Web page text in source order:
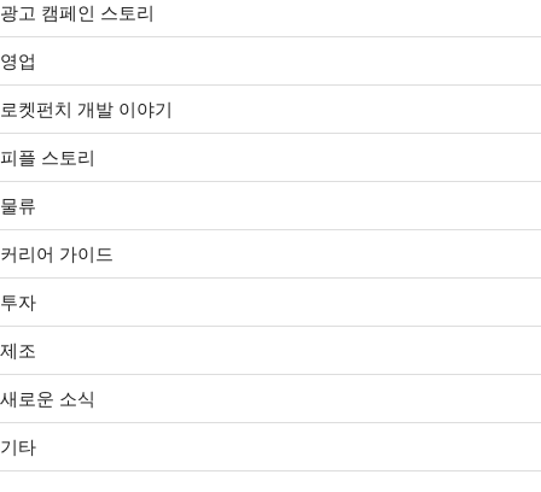
광고 캠페인 스토리
영업
로켓펀치 개발 이야기
피플 스토리
물류
커리어 가이드
투자
제조
새로운 소식
기타